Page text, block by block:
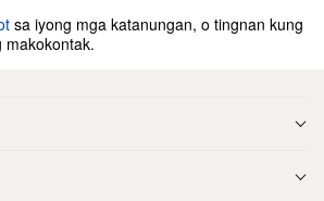
sa iyong mga katanungan, o tingnan kung
makokontak.